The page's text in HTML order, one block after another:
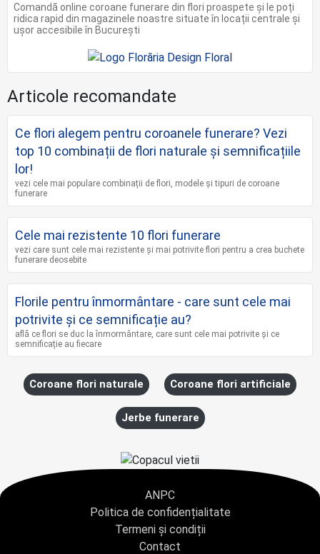
Comandă online coroane funerare din flori proaspete și le poți
ridica rapid din magazinele noastre situate în locații centrale și
ușor accesibile în București
Articole recomandate
Ce flori alegem pentru coroanele funerare? Vezi
top 10 combinații de flori naturale și semnificațiile
lor!
vezi cele mai populare combinații de flori, modele și tipuri de coroane
funerare
Cele mai rezistente 10 flori funerare
vezi care sunt cele mai rezistente și mai potrivite flori pentru a crea buchete
funerare deosebite
Florile pentru înmormântare - care sunt cele mai
potrivite și ce semnificație au?
află ce flori se duc la înmormântare, care sunt cele mai potrivite și ce
semnificație au fiecare
Coroane flori naturale Coroane flori artificiale
Jerbe funerare
ANPC
Politica de confidențialitate
Termeni și condiții
Contact